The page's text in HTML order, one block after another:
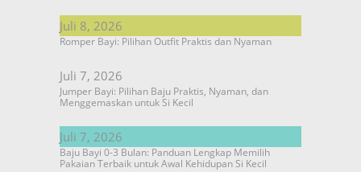
Juli 8, 2026
Romper Bayi: Pilihan Outfit Praktis dan Nyaman
Juli 7, 2026
Jumper Bayi: Pilihan Baju Praktis, Nyaman, dan
Menggemaskan untuk Si Kecil
Juli 7, 2026
Baju Bayi 0-3 Bulan: Panduan Lengkap Memilih
Pakaian Terbaik untuk Awal Kehidupan Si Kecil